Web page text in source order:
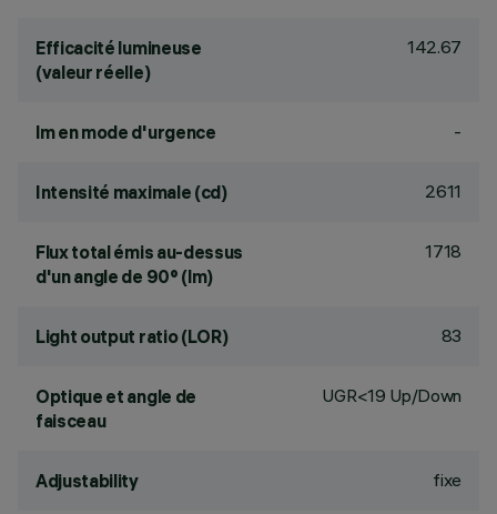
Efficacité lumineuse
(valeur réelle)
142.67
lm en mode d'urgence -
Intensité maximale (cd) 2611
Flux total émis au-dessus
d'un angle de 90° (lm)
1718
Light output ratio (LOR) 83
Optique et angle de
faisceau
UGR<19 Up/Down
Adjustability fixe